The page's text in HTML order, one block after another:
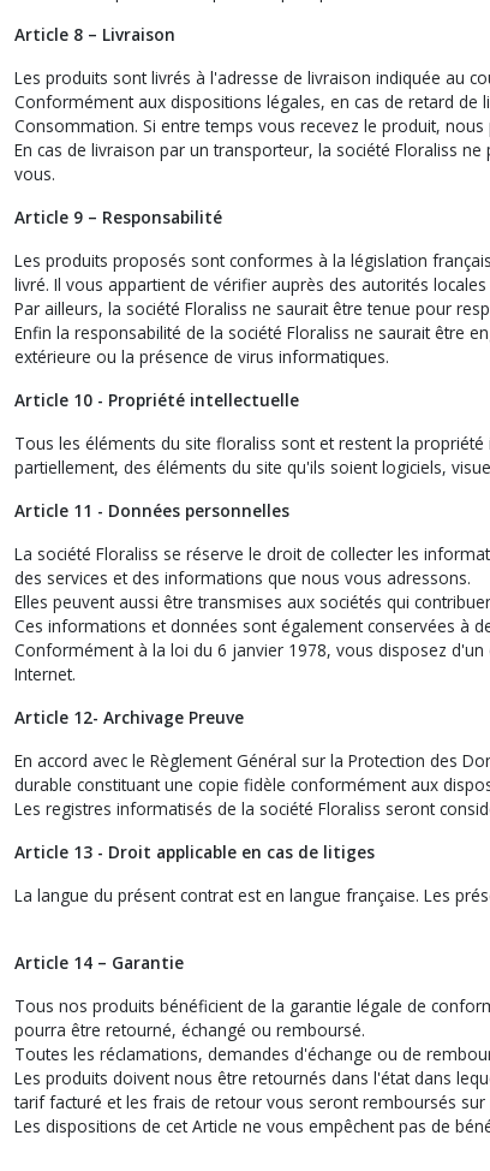
Article 8 – Livraison
Les produits sont livrés à l'adresse de livraison indiquée au
Conformément aux dispositions légales, en cas de retard
Consommation. Si entre temps vous recevez le produit,
En cas de livraison par un transporteur, la société Floraliss
vous.
Article 9 – Responsabilité
Les produits proposés sont conformes à la législation
livré. Il vous appartient de vérifier auprès des autorités
Par ailleurs, la société Floraliss ne saurait être tenue pour
Enfin la responsabilité de la société Floraliss ne saurait être
extérieure ou la présence de virus informatiques.
Article 10 - Propriété intellectuelle
Tous les éléments du site floraliss sont et restent la
partiellement, des éléments du site qu'ils soient logiciels,
Article 11 - Données personnelles
La société Floraliss se réserve le droit de collecter les
des services et des informations que nous vous adressons.
Elles peuvent aussi être transmises aux sociétés qui
Ces informations et données sont également conservées à
Conformément à la loi du 6 janvier 1978, vous disposez
Internet.
Article 12- Archivage Preuve
En accord avec le Règlement Général sur la Protection des
durable constituant une copie fidèle conformément aux
Les registres informatisés de la société Floraliss seront
Article 13 - Droit applicable en cas de litiges
La langue du présent contrat est en langue française. Les
Article 14 – Garantie
Tous nos produits bénéficient de la garantie légale de
pourra être retourné, échangé ou remboursé.
Toutes les réclamations, demandes d'échange ou de
Les produits doivent nous être retournés dans l'état dans
tarif facturé et les frais de retour vous seront remboursés
Les dispositions de cet Article ne vous empêchent pas de